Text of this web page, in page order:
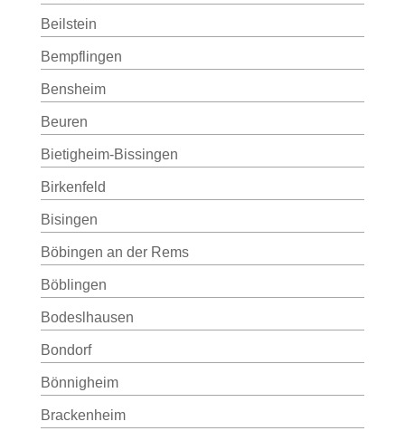
Beilstein
Bempflingen
Bensheim
Beuren
Bietigheim-Bissingen
Birkenfeld
Bisingen
Böbingen an der Rems
Böblingen
Bodeslhausen
Bondorf
Bönnigheim
Brackenheim